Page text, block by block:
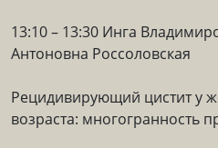
13:10 – 13:30 Инга
Антоновна Россоловская
Рецидивирующий цистит у
возраста: многогранность